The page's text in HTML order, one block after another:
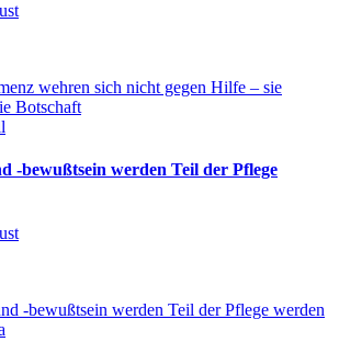
-bewußtsein werden Teil der Pflege